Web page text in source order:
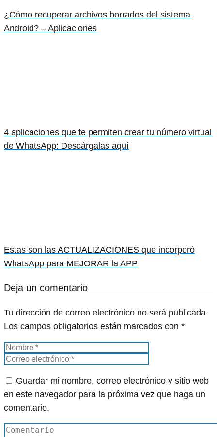
¿Cómo recuperar archivos borrados del sistema
Android? – Aplicaciones
4 aplicaciones que te permiten crear tu número virtual
de WhatsApp: Descárgalas aquí
Estas son las ACTUALIZACIONES que incorporó
WhatsApp para MEJORAR la APP
Deja un comentario
Tu dirección de correo electrónico no será publicada.
Los campos obligatorios están marcados con *
Guardar mi nombre, correo electrónico y sitio web
en este navegador para la próxima vez que haga un
comentario.